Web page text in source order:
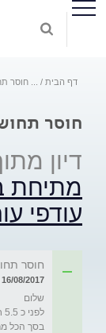
דף הבית חוסר
חוסר
דיון
מתיחת
עודפי
חוסר
16/08/2017 | 23:40 | מאת: שרון
בסך הכל